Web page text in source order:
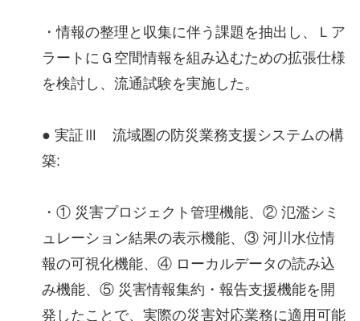
・情報の整理と収集に伴う課題を抽出し、Ｌア
ラートにＧ空間情報を組み込むための拡張仕様
を検討し、流通試験を実施した。
● 実証Ⅲ 流域圏の防災業務支援システムの構
築:
・① 災害プロジェクト管理機能、② 氾濫シミ
ュレーション結果の表示機能、③ 河川水位情
報の可視化機能、④ ローカルデータの読み込
み機能、⑤ 災害情報集約・報告支援機能を開
発したことで、実際の災害対応業務に適用可能